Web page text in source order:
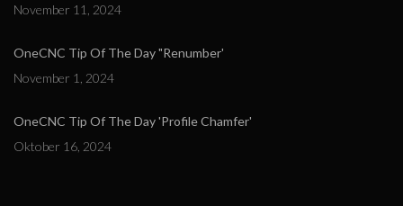
November 11, 2024
OneCNC Tip Of The Day "Renumber'
November 1, 2024
OneCNC Tip Of The Day 'Profile Chamfer'
Oktober 16, 2024